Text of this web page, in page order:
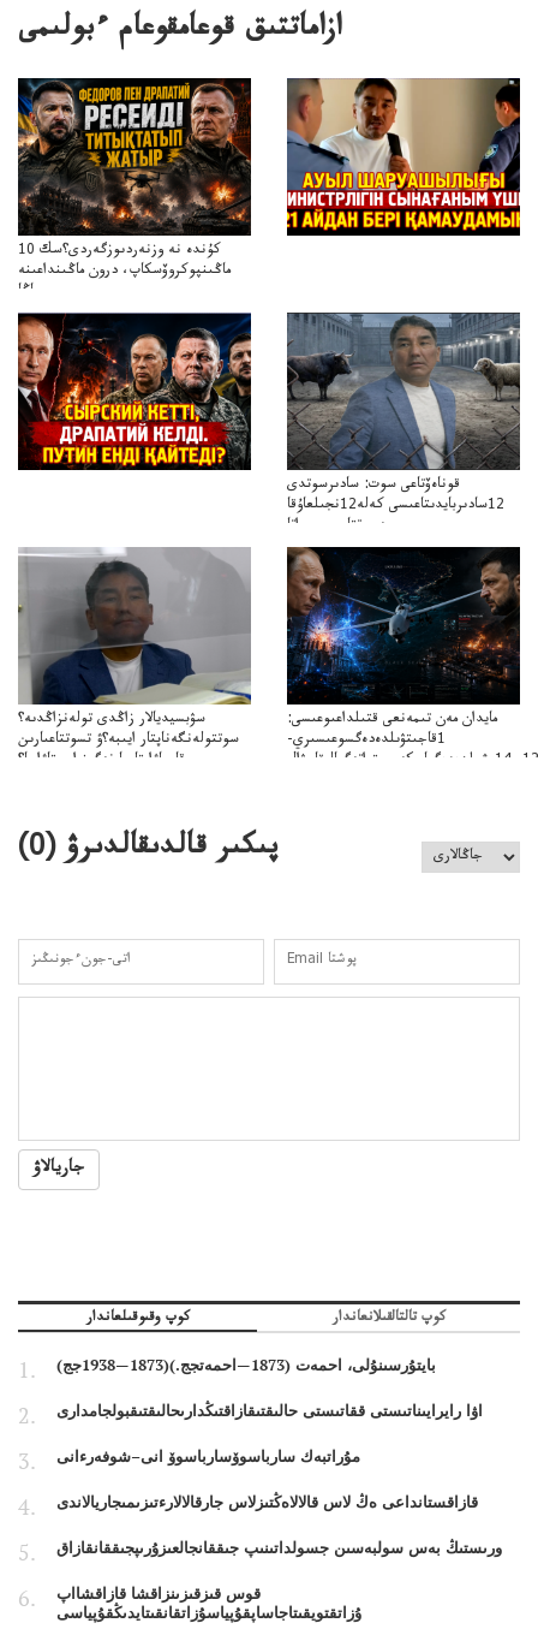
ازاماتتىق قوعامقوعام ءبولىمى
10 كۇندە نە وزنەردىوزگەردى؟سك
ماڭىنپوكروۆسكاپ، درون ماڭىنداعىنە
جاڭا
باقاساپباسشىنىدرونكتيكاسوعىسىجانەجاڭاباسقولباسشىنىڭتاكتيكاسى
قوناەۆتاعى سوت: سادىرسوتدى
12سادىربايدىتاعىسى كەلە12نجىلعاۇقا
مەسوتتاعىسىجىراتا
المكەلەتىندەربۇقامەنقويدىاجىراتاالمايما؟
سۋبسيديالار زاڭدى تولەنزاڭدىە؟
سوتتولەنگەناپتار ايىبە؟ۋ تسوتتاعىارىن
قايجاۋاپتارعا نەگىز ايىپتاۋا ما؟
مايدان مەن تىمەنعى قتىلداعىوعىسى:
1قاجىتۋىلدەدەگسوعىسىري-
پىكىر قالدىقالدىرۋ (0
)
جاريالاۋ
كوپ وقىوقىلعاندار كوپ تالتالقىلانعاندار
بايتۇرسىنۇلى، احمەت (1873—احمەتجج.)(1873—1938جج)
اۋا رايرايىناتىستى ققاتىستى حالىقتىقازاقتىڭدارىحالىقتىقبولجامدارى
مۇراتبەك سارباسوۆسارباسوۆ انى–شوفەرءانى
قازاقستانداعى ەڭ لاس قالالاەڭتىزلاس جارقالالارءتىزىمىجاريالاندى
ورىستىڭ بەس سولبەسىن جسولداتىنىپ جىققانجالعىزۇرىپجىققانقازاق
قوس قىزقىزىنزاقشا قازاقشااپ
ۇزاتقتويقىتاجاساپقۇپياسۇزاتقانقىتايدىڭقۇپياسى